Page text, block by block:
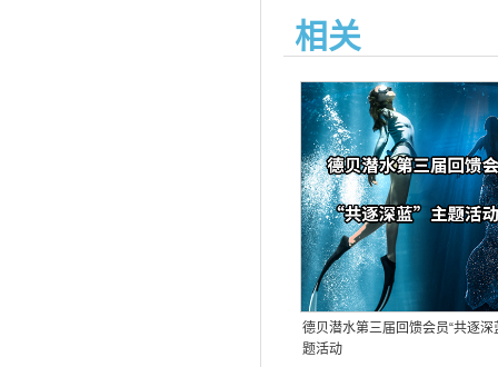
相关
德贝潜水第三届回馈会员“共逐深
题活动